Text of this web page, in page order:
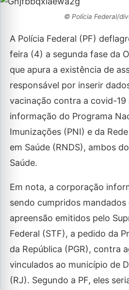
© Polícia Federal/
A Polícia Federal (PF)
feira (4) a segunda fase da
que apura a existência de
responsável por inserir
vacinação contra a covid-19
informação do Programa
Imunizações (PNI) e da
em Saúde (RNDS), ambos
Saúde.
Em nota, a corporação
sendo cumpridos mandados
apreensão emitidos pelo
Federal (STF), a pedido da
da República (PGR), contra
vinculados ao município de
(RJ). Segundo a PF, eles